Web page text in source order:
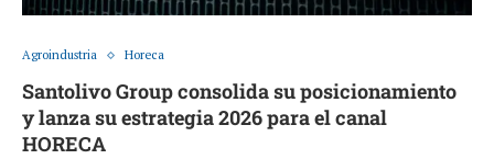
Agroindustria Horeca
Santolivo Group consolida su posicionamiento
y lanza su estrategia 2026 para el canal
HORECA